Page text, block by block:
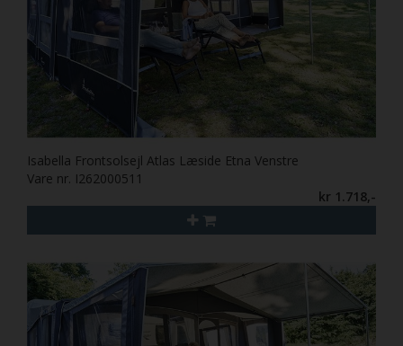
Isabella Frontsolsejl Atlas Læside Etna Venstre
Vare nr. I262000511
kr 1.718,-